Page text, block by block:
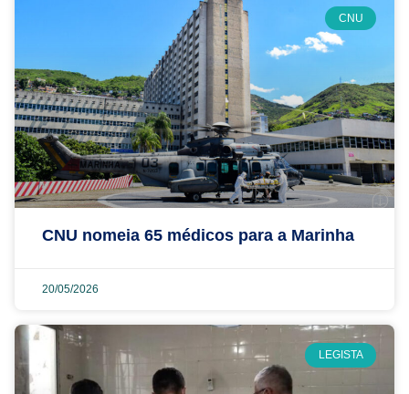
CNU
CNU nomeia 65 médicos para a Marinha
20/05/2026
LEGISTA